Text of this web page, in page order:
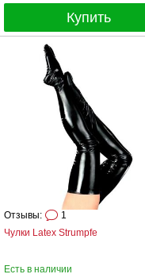
Купить
Чулки Latex Strumpfe
Отзывы: 1
Есть в наличии